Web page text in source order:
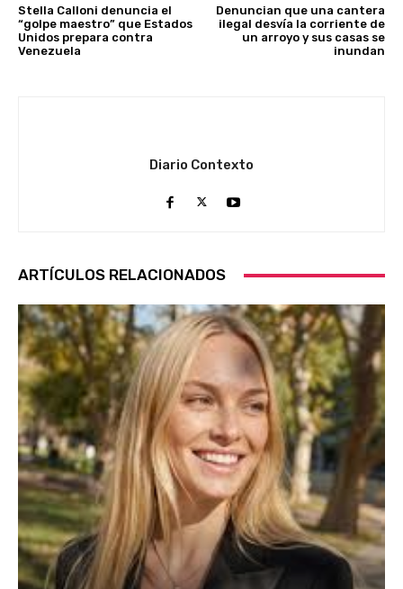
Stella Calloni denuncia el
“golpe maestro” que Estados
Unidos prepara contra
Venezuela
Denuncian que una cantera
ilegal desvía la corriente de
un arroyo y sus casas se
inundan
Diario Contexto
ARTÍCULOS RELACIONADOS